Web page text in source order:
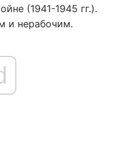
(1941-1945 гг.).
и нерабочим.